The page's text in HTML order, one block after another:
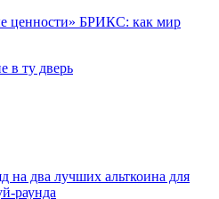
ценности» БРИКС: как мир
в ту дверь
на два лучших альткоина для
раунда